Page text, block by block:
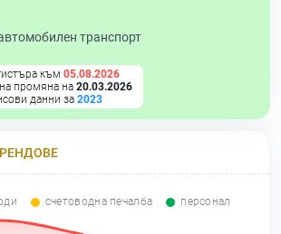
транспорт
към 05.08.2026
промяна на 20.03.2026
данни за 2023
счетоводна печалба персонал